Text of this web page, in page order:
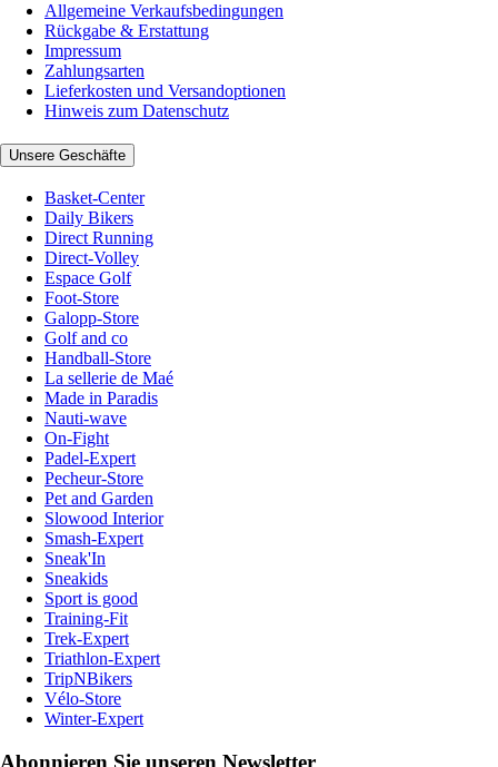
Allgemeine Verkaufsbedingungen
Rückgabe & Erstattung
Impressum
Zahlungsarten
Lieferkosten und Versandoptionen
Hinweis zum Datenschutz
Unsere Geschäfte
Basket-Center
Daily Bikers
Direct Running
Direct-Volley
Espace Golf
Foot-Store
Galopp-Store
Golf and co
Handball-Store
La sellerie de Maé
Made in Paradis
Nauti-wave
On-Fight
Padel-Expert
Pecheur-Store
Pet and Garden
Slowood Interior
Smash-Expert
Sneak'In
Sneakids
Sport is good
Training-Fit
Trek-Expert
Triathlon-Expert
TripNBikers
Vélo-Store
Winter-Expert
Abonnieren Sie unseren Newsletter